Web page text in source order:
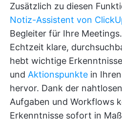
Zusätzlich zu diesen
Notiz-Assistent von
Begleiter für Ihre
Echtzeit klare,
hebt wichtige
und Aktionspunkte in
hervor. Dank der
Aufgaben und Workflows
Erkenntnisse sofort in